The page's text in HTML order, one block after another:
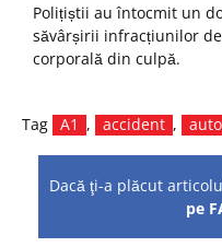
Polițiștii au întocmit un
săvârșirii infracțiunilor
corporală din culpă.
Tag A1 , accident ,
Dacă ţi-a plăcut
pe